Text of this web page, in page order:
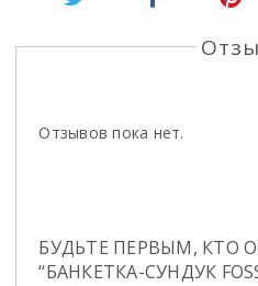
Отзывов пока нет.
БУДЬТЕ ПЕРВЫМ, КТО
“БАНКЕТКА-СУНДУК